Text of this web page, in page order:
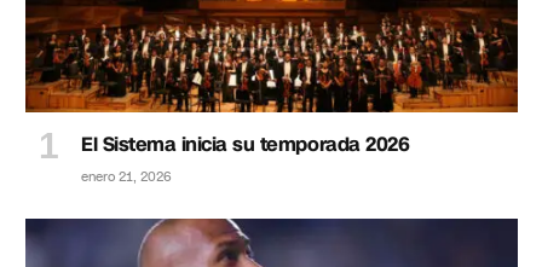
El Sistema inicia su temporada 2026
enero 21, 2026